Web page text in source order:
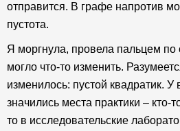
отправится. В графе напротив
пустота.
Я моргнула, провела пальцем по
могло что-то изменить.
изменилось: пустой квадратик. У
значились места практики – кто-
то в исследовательские